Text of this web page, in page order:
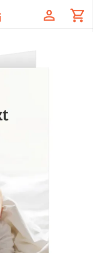
profile shopping_cart